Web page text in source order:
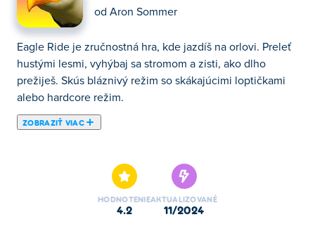
od Aron Sommer
Eagle Ride je zručnostná hra, kde jazdíš na orlovi. Preleť
hustými lesmi, vyhýbaj sa stromom a zisti, ako dlho
prežiješ. Skús bláznivý režim so skákajúcimi loptičkami
alebo hardcore režim.
ZOBRAZIŤ VIAC
HODNOTENIE
4.2
AKTUALIZOVANÉ
11/2024